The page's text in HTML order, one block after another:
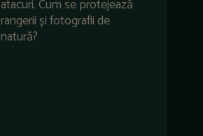
atacuri. Cum se protejează
rangerii și fotografii de
natură?